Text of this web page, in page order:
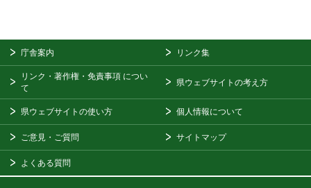
庁舎案内 リンク集
リンク・著作権・免責事項 につい
て
県ウェブサイトの考え方
県ウェブサイトの使い方 個人情報について
ご意見・ご質問 サイトマップ
よくある質問